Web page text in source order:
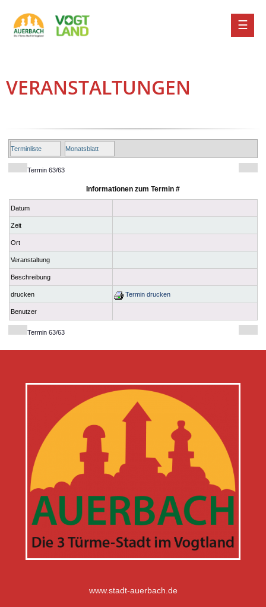
VERANSTALTUNGEN
Terminliste Monatsblatt
Termin 63/63
Informationen zum Termin #
Datum
Zeit
Ort
Veranstaltung
Beschreibung
drucken Termin drucken
Benutzer
Termin 63/63
www.stadt-auerbach.de